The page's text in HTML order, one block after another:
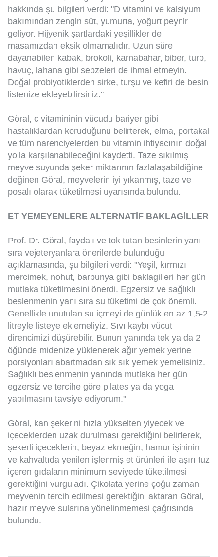
hakkında şu bilgileri verdi: "D vitamini ve kalsiyum
bakımından zengin süt, yumurta, yoğurt peynir
geliyor. Hijyenik şartlardaki yeşillikler de
masamızdan eksik olmamalıdır. Uzun süre
dayanabilen kabak, brokoli, karnabahar, biber, turp,
havuç, lahana gibi sebzeleri de ihmal etmeyin.
Doğal probiyotiklerden sirke, turşu ve kefiri de besin
listenize ekleyebilirsiniz."
Göral, c vitamininin vücudu bariyer gibi
hastalıklardan koruduğunu belirterek, elma, portakal
ve tüm narenciyelerden bu vitamin ihtiyacının doğal
yolla karşılanabileceğini kaydetti. Taze sıkılmış
meyve suyunda şeker miktarının fazlalaşabildiğine
değinen Göral, meyvelerin iyi yıkanmış, taze ve
posalı olarak tüketilmesi uyarısında bulundu.
ET YEMEYENLERE ALTERNATİF BAKLAGİLLER
Prof. Dr. Göral, faydalı ve tok tutan besinlerin yanı
sıra vejeteryanlara önerilerde bulunduğu
açıklamasında, şu bilgileri verdi: "Yeşil, kırmızı
mercimek, nohut, barbunya gibi baklagilleri her gün
mutlaka tüketilmesini önerdi. Egzersiz ve sağlıklı
beslenmenin yanı sıra su tüketimi de çok önemli.
Genellikle unutulan su içmeyi de günlük en az 1,5-2
litreyle listeye eklemeliyiz. Sıvı kaybı vücut
direncimizi düşürebilir. Bunun yanında tek ya da 2
öğünde midenize yüklenerek ağır yemek yerine
porsiyonları abartmadan sık sık yemek yemelisiniz.
Sağlıklı beslenmenin yanında mutlaka her gün
egzersiz ve tercihe göre pilates ya da yoga
yapılmasını tavsiye ediyorum."
Göral, kan şekerini hızla yükselten yiyecek ve
içeceklerden uzak durulması gerektiğini belirterek,
şekerli içeceklerin, beyaz ekmeğin, hamur işininin
ve kahvaltıda yenilen işlenmiş et ürünleri ile aşırı tuz
içeren gıdaların minimum seviyede tüketilmesi
gerektiğini vurguladı. Çikolata yerine çoğu zaman
meyvenin tercih edilmesi gerektiğini aktaran Göral,
hazır meyve sularına yönelinmemesi çağrısında
bulundu.